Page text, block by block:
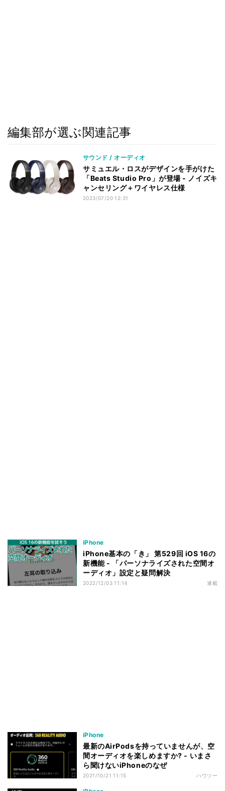
編集部が選ぶ関連記事
サウンド / オーディオ
サミュエル・ロスがデザインを手がけた
「Beats Studio Pro」が登場 - ノイズキ
ャンセリング＋ワイヤレス仕様
2023/07/20 12:31
iPhone
iPhone基本の「き」 第529回 iOS 16の
新機能 - 「パーソナライズされた空間オ
ーディオ」設定と疑問解決
2022/12/03 11:14 連載
iPhone
最新のAirPodsを持っていませんが、空
間オーディオを楽しめますか? - いまさ
ら聞けないiPhoneのなぜ
2021/10/21 11:15 ハウツー